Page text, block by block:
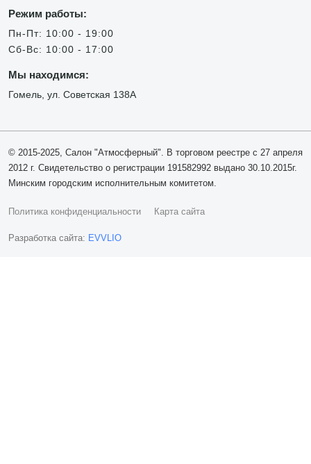
Режим работы:
Пн-Пт: 10:00 - 19:00
Сб-Вс: 10:00 - 17:00
Мы находимся:
Гомель, ул. Советская 138А
© 2015-2025, Салон "Атмосферный". В торговом реестре с 27 апреля
2012 г. Свидетельство о регистрации 191582992 выдано 30.10.2015г.
Минским городским исполнительным комитетом.
Политика конфиденциальности Карта сайта
Разработка сайта: EVVLIO